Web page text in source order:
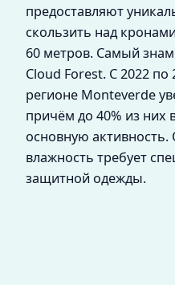
предоставляют
скользить над
60 метров. Самый
Cloud Forest. С 2022 по
регионе Monteverde
причём до 40% из них
основную
влажность требует
защитной одежды.